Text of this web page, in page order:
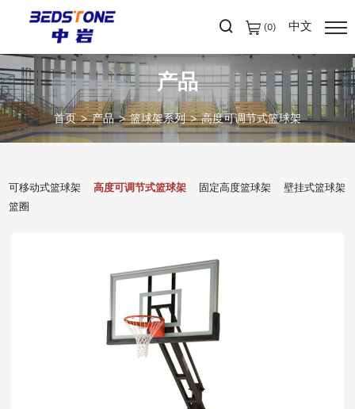
(0) 中文
产品
首页 产品 篮球架系列 高度可调节式篮球架
可移动式篮球架 高度可调节式篮球架 固定高度篮球架
壁挂式篮球架
篮圈